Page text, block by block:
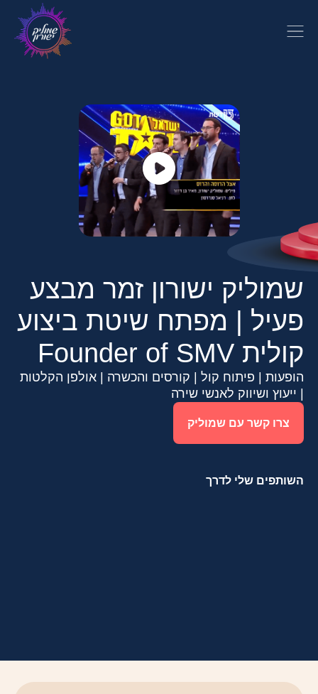
שמוליק ישורון זמר מבצע
פעיל | מפתח שיטת ביצוע
קולית Founder of SMV
הופעות | פיתוח קול | קורסים והכשרה | אולפן הקלטות
| ייעוץ ושיווק לאנשי שירה
צרו קשר עם שמוליק
השותפים שלי לדרך